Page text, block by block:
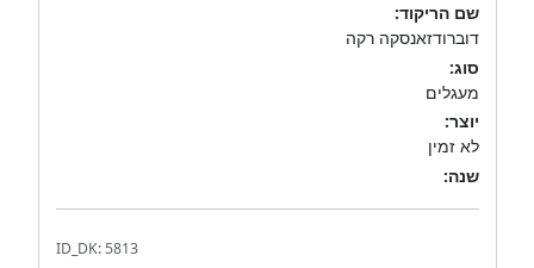
שם הריקוד:
דוברודזאנסקה רקה
סוג:
מעגלים
יוצר:
לא זמין
שנה:
ID_DK: 5813